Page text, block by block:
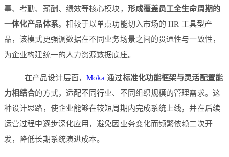
事、考勤、薪酬、绩效等核心模块， 形成覆盖员工全生命周期的
一体化产品体系。相较于以单点功能切入市场的 HR 工具型产
品，该模式更强调数据在不同业务场景之间的贯通性与一致性，
为企业构建统一的人力资源数据底座。
在产品设计层面， Moka 通过标准化功能框架与灵活配置能
力相结合的方式，适配不同行业、不同组织规模的管理需求。这
种设计思路，使企业能够在较短周期内完成系统上线，并在后续
运营过程中逐步深化应用，避免因业务变化而频繁依赖二次开
发，降低长期系统演进成本。